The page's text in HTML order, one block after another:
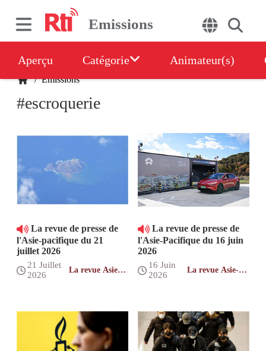
Emissions
Aperçu Catégorie Animateur(s)
/Emissions
#escroquerie
La revue de presse de
l'Asie-pacifique du 21
juillet 2026
21 Juillet
2026
La revue Asie-
La revue de presse de
l'Asie-Pacifique du 16 juin
2026
16 Juin
2026
La revue Asie-